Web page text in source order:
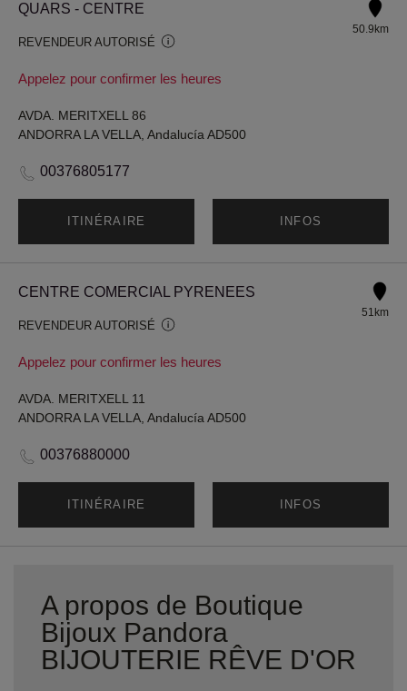
QUARS - CENTRE
REVENDEUR AUTORISÉ
Appelez pour confirmer les heures
50.9km
AVDA. MERITXELL 86
ANDORRA LA VELLA, Andalucía AD500
00376805177
ITINÉRAIRE INFOS
CENTRE COMERCIAL PYRENEES
REVENDEUR AUTORISÉ
Appelez pour confirmer les heures
51km
AVDA. MERITXELL 11
ANDORRA LA VELLA, Andalucía AD500
00376880000
ITINÉRAIRE INFOS
A propos de Boutique
Bijoux Pandora
BIJOUTERIE RÊVE D'OR